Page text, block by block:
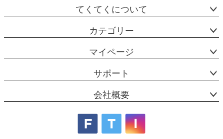
てくてくについて
カテゴリー
マイページ
サポート
会社概要